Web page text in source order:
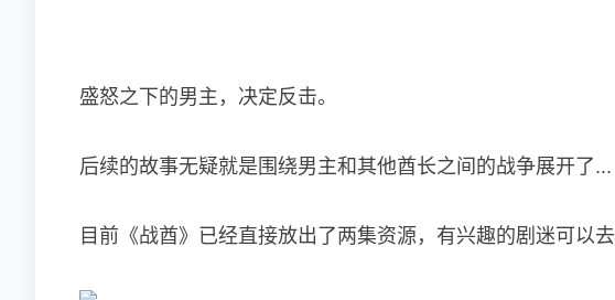
盛怒之下的男主，决定反击。
后续的故事无疑就是围绕男主和其他酋长之间的战争展开了...
目前《战酋》已经直接放出了两集资源，有兴趣的剧迷可以去